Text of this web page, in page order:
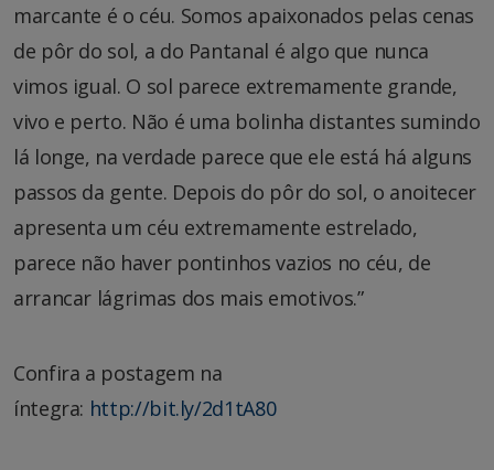
marcante é o céu. Somos apaixonados pelas cenas
de pôr do sol, a do Pantanal é algo que nunca
vimos igual. O sol parece extremamente grande,
vivo e perto. Não é uma bolinha distantes sumindo
lá longe, na verdade parece que ele está há alguns
passos da gente. Depois do pôr do sol, o anoitecer
apresenta um céu extremamente estrelado,
parece não haver pontinhos vazios no céu, de
arrancar lágrimas dos mais emotivos.”
Confira a postagem na
íntegra: http://bit.ly/2d1tA80